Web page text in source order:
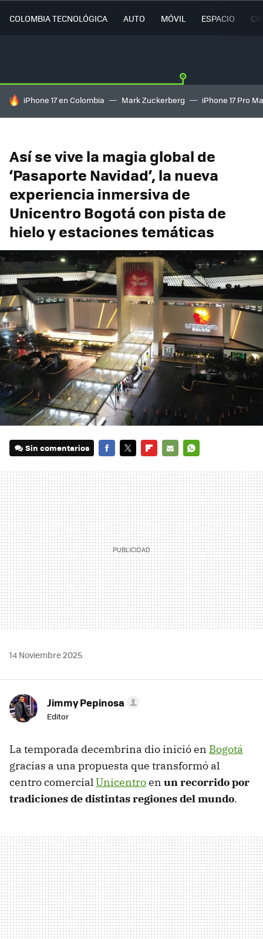
COLOMBIA TECNOLÓGICA AUTO MÓVIL ESPACIO
HOY SE HABLA DE
iPhone 17 en Colombia Mark Zuckerberg iPhone 17 Pro
Así se vive la magia global de
‘Pasaporte Navidad’, la nueva
experiencia inmersiva de
Unicentro Bogotá con pista de
hielo y estaciones temáticas
Sin comentarios
MAIL
14 Noviembre 2025
Jimmy Pepinosa
Editor
La temporada decembrina dio inició en Bogotá
gracias a una propuesta que transformó al
centro comercialUnicentroen un recorrido por
tradiciones de distintas regiones del mundo.